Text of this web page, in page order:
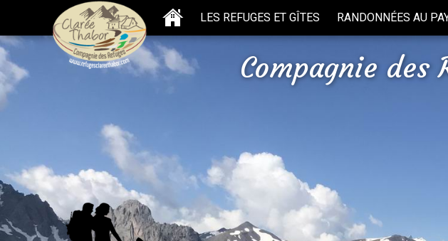
LES REFUGES ET GÎTES RANDONNÉES AU
Compagnie des